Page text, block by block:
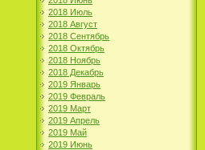
2018 Июль
2018 Август
2018 Сентябрь
2018 Октябрь
2018 Ноябрь
2018 Декабрь
2019 Январь
2019 Февраль
2019 Март
2019 Апрель
2019 Май
2019 Июнь